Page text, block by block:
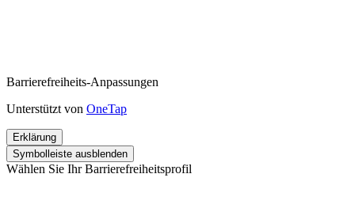
Barrierefreiheits-Anpassungen
Unterstützt von OneTap
Erklärung
Symbolleiste ausblenden
Wählen Sie Ihr Barrierefreiheitsprofil